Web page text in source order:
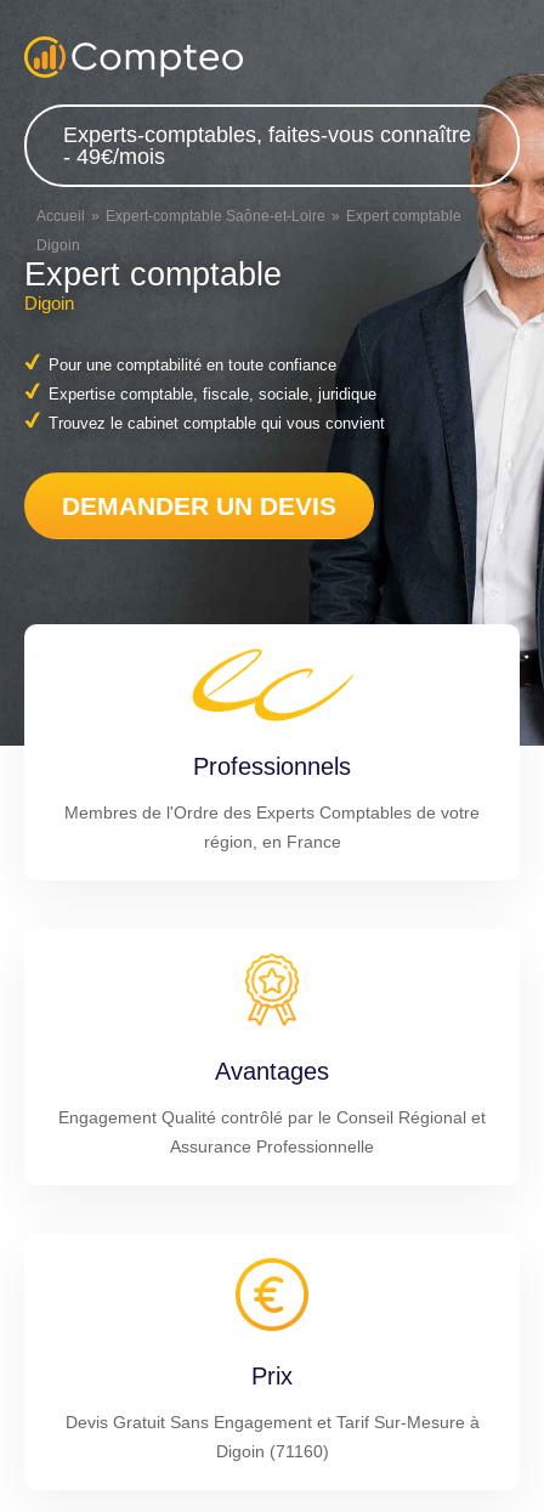
Experts-comptables, faites-vous connaître
- 49€/mois
Accueil Expert-comptable Saône-et-Loire
Expert comptable
Digoin
Expert comptable
Digoin
Pour une comptabilité en toute confiance
Expertise comptable, fiscale, sociale, juridique
Trouvez le cabinet comptable qui vous convient
DEMANDER UN DEVIS
Professionnels
Membres de l'Ordre des Experts Comptables de votre
région, en France
Avantages
Engagement Qualité contrôlé par le Conseil Régional et
Assurance Professionnelle
Prix
Devis Gratuit Sans Engagement et Tarif Sur-Mesure à
Digoin (71160)